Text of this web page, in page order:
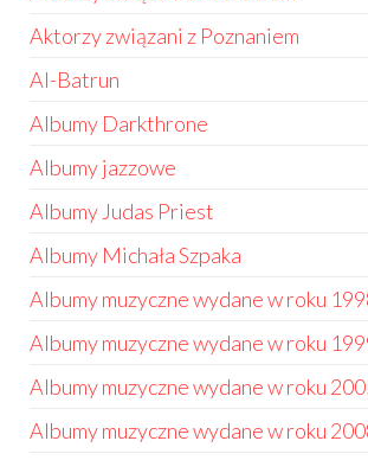
Aktorzy związani z Poznaniem
Al-Batrun
Albumy Darkthrone
Albumy jazzowe
Albumy Judas Priest
Albumy Michała Szpaka
Albumy muzyczne wydane w roku
Albumy muzyczne wydane w roku
Albumy muzyczne wydane w roku
Albumy muzyczne wydane w roku